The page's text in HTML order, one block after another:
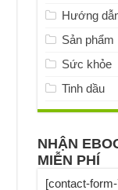
Hướng
Sản phẩm
Sức khỏe
Tinh dầu
NHẬN
MIỄN PHÍ
[contact-